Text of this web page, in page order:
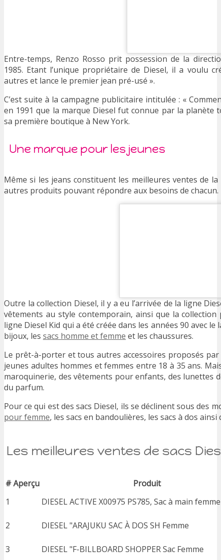
Entre-temps, Renzo Rosso prit possession de la
1985. Etant l’unique propriétaire de Diesel, il a voulu
autres et lance le premier jean pré-usé ».
C’est suite à la campagne publicitaire intitulée : «
en 1991 que la marque Diesel fut connue par la planète
sa première boutique à New York.
Une marque pour les jeunes
Même si les jeans constituent les meilleures ventes de
autres produits pouvant répondre aux besoins de chacun.
Outre la collection Diesel, il y a eu l’arrivée de la ligne
vêtements au style contemporain, ainsi que la
ligne Diesel Kid qui a été créée dans les années 90 avec
bijoux, les sacs homme et femme et les chaussures.
Le prêt-à-porter et tous autres accessoires proposés par
jeunes adultes hommes et femmes entre 18 à 35 ans.
maroquinerie, des vêtements pour enfants, des lunettes
du parfum.
Pour ce qui est des sacs Diesel, ils se déclinent sous des
pour femme, les sacs en bandoulières, les sacs à dos ainsi
Les meilleures ventes de sacs
#Aperçu
Produit
1
DIESEL ACTIVE X00975 PS785, Sac à main femme
2 DIESEL "ARAJUKU SAC À DOS SH Femme
3 DIESEL "F-BILLBOARD SHOPPER Sac Femme